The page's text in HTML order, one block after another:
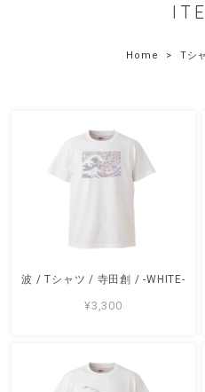
Home Tシ
波 / Tシャツ / 寺田創 / -WHITE-
¥3,300